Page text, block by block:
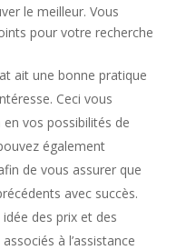
le meilleur. Vous
pour votre recherche
ait une bonne pratique
Ceci vous
vos possibilités de
également
de vous assurer que
avec succès.
des prix et des
à l’assistance